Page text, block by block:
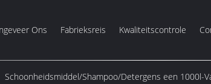
Ons Fabrieksreis Kwaliteitscontrole
Schoonheidsmiddel/Shampoo/Detergens een 1000l-